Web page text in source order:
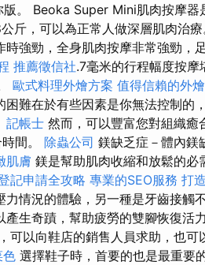
版。 Beoka Super Mini肌肉按摩器
斤，可以為正常人做深層肌肉治
強勁，全身肌肉按摩非常強勁，
推薦徵信社.7毫米的行程幅度按摩
歐式料理外燴方案 值得信賴的外
難在於有些因素是你無法控制的
記帳士 然而，可以豐富您對組織癒
間。 除蟲公司 鎂缺乏症－體內鎂
肌膚 鎂是幫助肌肉收縮和放鬆的必
記申請全攻略 專業的SEO服務 打
情況的體驗，另一種是牙齒接觸
生奇蹟，幫助疲勞的雙腳恢復活
可以向鞋店的銷售人員求助，也可
色 選擇鞋子時，首要的也是最重要